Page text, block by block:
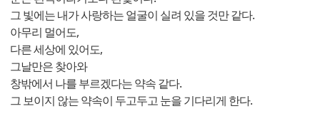
그 빛에는 내가 사랑하는 얼굴이 실려 있을 것만 같다.
아무리 멀어도,
다른 세상에 있어도,
그날만은 찾아와
창밖에서 나를 부르겠다는 약속 같다.
그 보이지 않는 약속이 두고두고 눈을 기다리게 한다.